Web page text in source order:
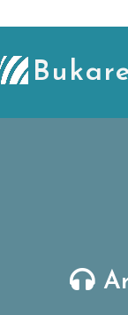
to
content